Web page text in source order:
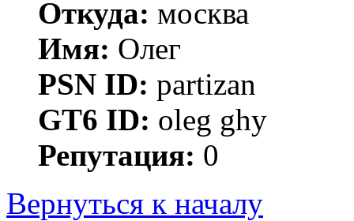
Откуда: москва
Имя: Олег
PSN ID: partizan
GT6 ID: oleg ghy
Репутация: 0
Вернуться к началу